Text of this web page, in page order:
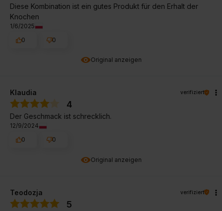
Original anzeigen
Diese Kombination ist ein gutes Produkt für den Erhalt der
Knochen
1/6/2025
0
0
Original anzeigen
Klaudia verifiziert
4
Der Geschmack ist schrecklich.
12/9/2024
0
0
Teodozja verifiziert
5